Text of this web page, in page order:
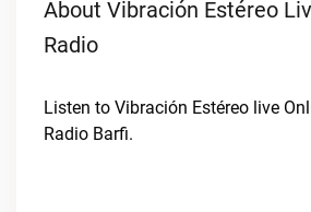
About Vibración Estéreo
Radio
Listen to Vibración Estéreo live
Radio Barfi.